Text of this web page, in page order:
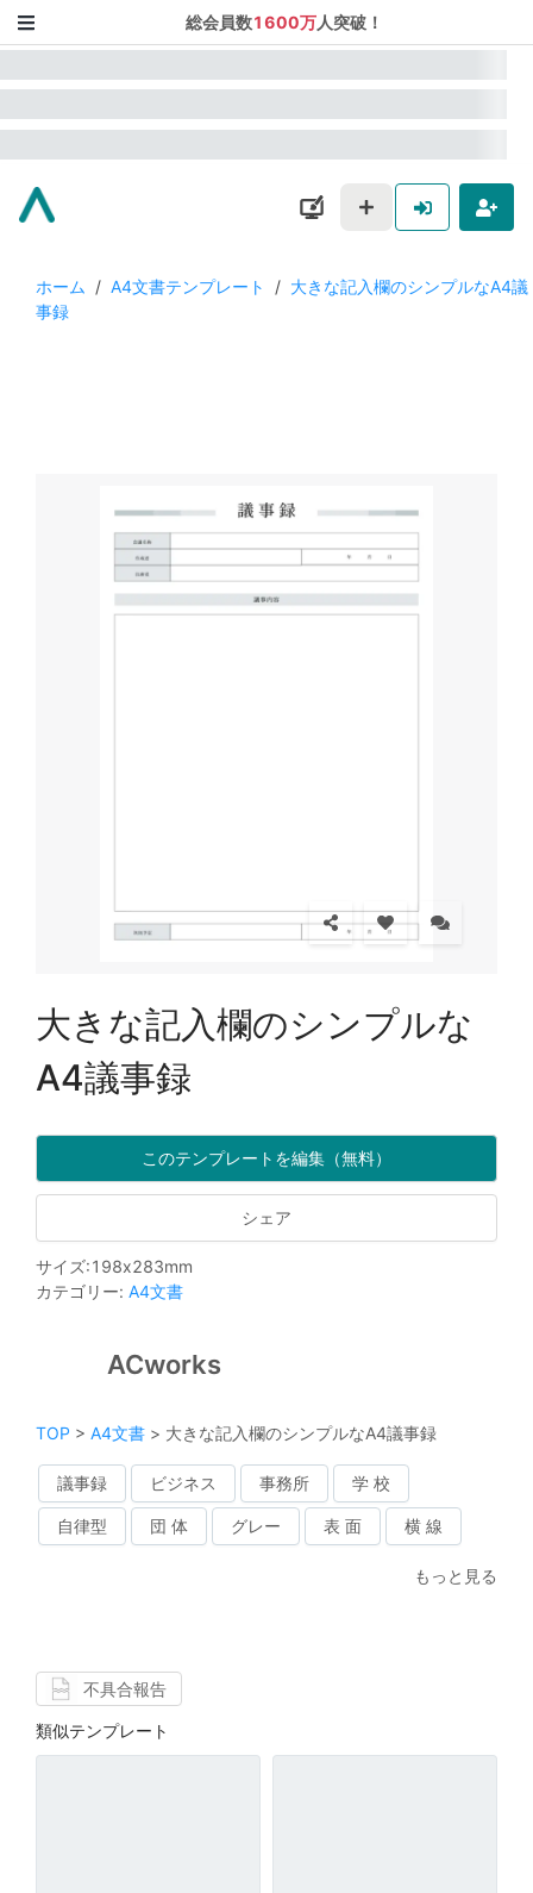
総会員数1600万人突破！
ホーム / A4文書テンプレート / 大きな記入欄のシンプルなA4議
事録
大きな記入欄のシンプルな
A4議事録
このテンプレートを編集（無料）
シェア
サイズ:198x283mm
カテゴリー: A4文書
ACworks
TOP > A4文書 > 大きな記入欄のシンプルなA4議事録
議事録 ビジネス 事務所 学 校
自律型 団 体 グレー 表 面 横 線
もっと見る
不具合報告
類似テンプレート